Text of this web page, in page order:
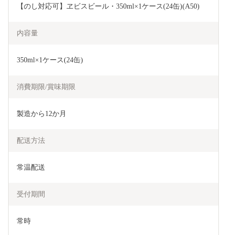
【のし対応可】ヱビスビール・350ml×1ケース(24缶)(A50)
内容量
350ml×1ケース(24缶)
消費期限/賞味期限
製造から12か月
配送方法
常温配送
受付期間
常時